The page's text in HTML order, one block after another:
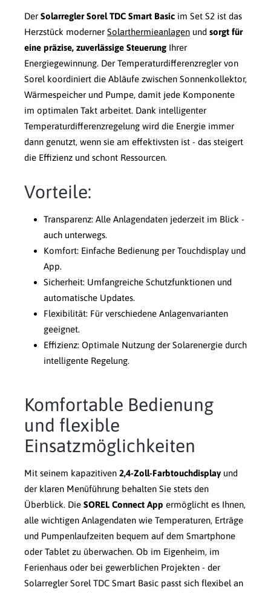
Der Solarregler Sorel TDC Smart Basic im Set S2 ist das
Herzstück moderner Solarthermieanlagen und sorgt für
eine präzise, zuverlässige Steuerung Ihrer
Energiegewinnung. Der Temperaturdifferenzregler von
Sorel koordiniert die Abläufe zwischen Sonnenkollektor,
Wärmespeicher und Pumpe, damit jede Komponente
im optimalen Takt arbeitet. Dank intelligenter
Temperaturdifferenzregelung wird die Energie immer
dann genutzt, wenn sie am effektivsten ist - das steigert
die Effizienz und schont Ressourcen.
Vorteile:
Transparenz: Alle Anlagendaten jederzeit im Blick -
auch unterwegs.
Komfort: Einfache Bedienung per Touchdisplay und
App.
Sicherheit: Umfangreiche Schutzfunktionen und
automatische Updates.
Flexibilität: Für verschiedene Anlagenvarianten
geeignet.
Effizienz: Optimale Nutzung der Solarenergie durch
intelligente Regelung.
Komfortable Bedienung
und flexible
Einsatzmöglichkeiten
Mit seinem kapazitiven 2,4-Zoll-Farbtouchdisplay und
der klaren Menüführung behalten Sie stets den
Überblick. Die SOREL Connect App ermöglicht es Ihnen,
alle wichtigen Anlagendaten wie Temperaturen, Erträge
und Pumpenlaufzeiten bequem auf dem Smartphone
oder Tablet zu überwachen. Ob im Eigenheim, im
Ferienhaus oder bei gewerblichen Projekten - der
Solarregler Sorel TDC Smart Basic passt sich flexibel an